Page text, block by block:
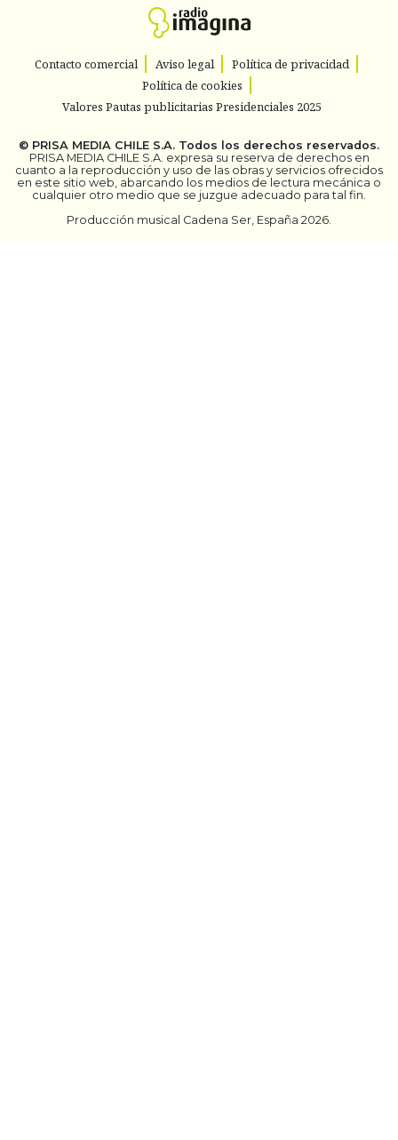
Contacto comercial Aviso legal
Política de privacidad
Política de cookies
Valores Pautas publicitarias Presidenciales 2025
© PRISA MEDIA CHILE S.A. Todos los derechos reservados.
PRISA MEDIA CHILE S.A. expresa su reserva de derechos en
cuanto a la reproducción y uso de las obras y servicios ofrecidos
en este sitio web, abarcando los medios de lectura mecánica o
cualquier otro medio que se juzgue adecuado para tal fin.
Producción musical Cadena Ser, España 2026.